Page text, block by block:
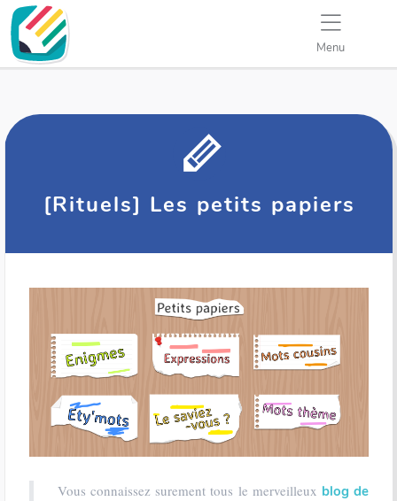
Menu
[Rituels] Les petits papiers
Vous connaissez surement tous le merveilleux blog de